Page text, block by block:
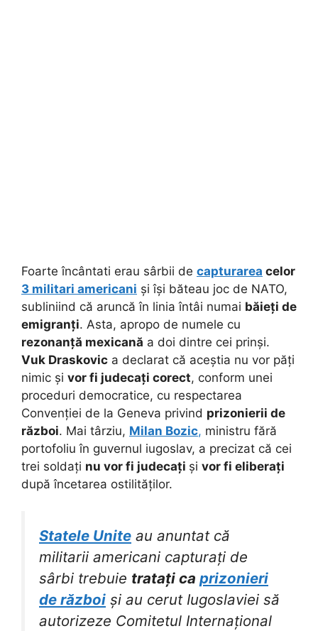
Foarte încântati erau sârbii de capturarea celor
3 militari americani și își băteau joc de NATO,
subliniind că aruncă în linia întâi numai băieți de
emigranți. Asta, apropo de numele cu
rezonanță mexicană a doi dintre cei prinși.
Vuk Draskovic a declarat că aceștia nu vor păți
nimic și vor fi judecați corect, conform unei
proceduri democratice, cu respectarea
Convenției de la Geneva privind prizonierii de
război. Mai târziu, Milan Bozic, ministru fără
portofoliu în guvernul iugoslav, a precizat că cei
trei soldați nu vor fi judecați și vor fi eliberați
după încetarea ostilităților.
Statele Unite au anuntat că
militarii americani capturați de
sârbi trebuie tratați ca prizonieri
de război și au cerut Iugoslaviei să
autorizeze Comitetul Internațional